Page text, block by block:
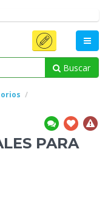
Buscar
PARA